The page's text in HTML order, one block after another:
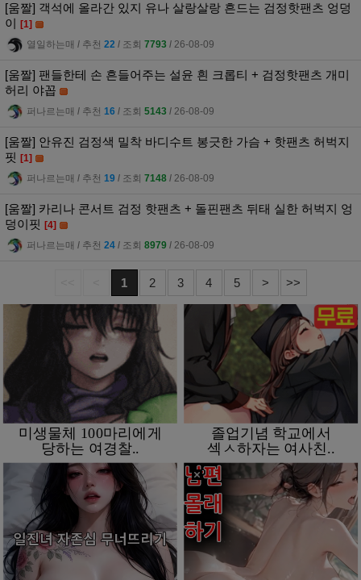
[움짤] 객석에 올라간 있지 유나 살랑살랑 흔드는 검정핫팬츠 엉덩
이 [1]
열일하는매 l 추천 22 l 조회 7793 l 26-08-09
[움짤] 팬들한테 손 흔들어주는 설윤 흰 크롭티 + 검정핫팬츠 개미
허리 야꼽
퍼나르는매 l 추천 16 l 조회 5143 l 26-08-09
[움짤] 안유진 검정색 밀착 바디수트 봉긋한 가슴 + 핫팬츠 허벅지
핏 [1]
퍼나르는매 l 추천 19 l 조회 7148 l 26-08-09
[움짤] 카리나 콘서트 검정 핫팬츠 + 돌핀팬츠 뒤태 실한 허벅지 엉
덩이핏 [4]
퍼나르는매 l 추천 24 l 조회 8979 l 26-08-09
1 2 3 4 5 > >>